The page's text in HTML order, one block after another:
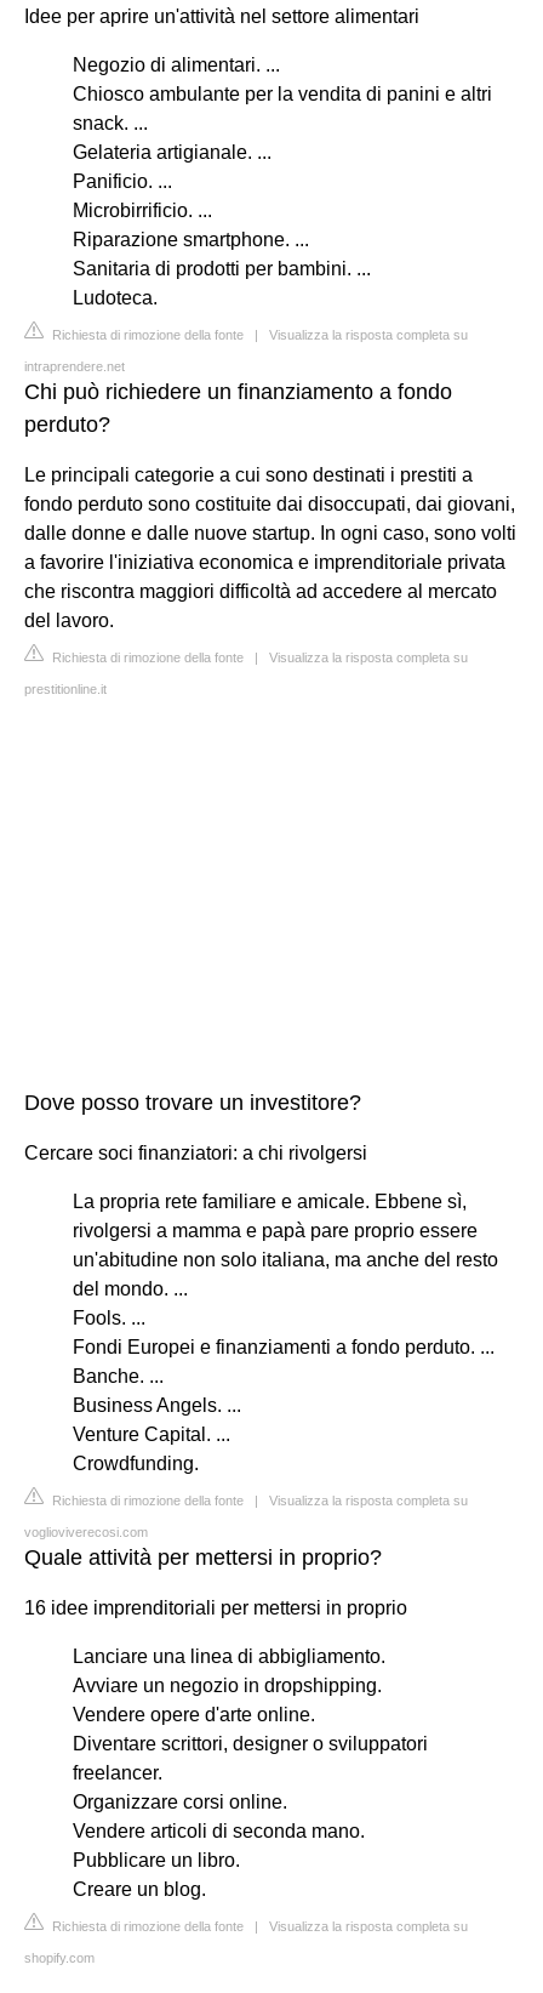
Idee per aprire un'attività nel settore alimentari
Negozio di alimentari. ...
Chiosco ambulante per la vendita di panini e altri
snack. ...
Gelateria artigianale. ...
Panificio. ...
Microbirrificio. ...
Riparazione smartphone. ...
Sanitaria di prodotti per bambini. ...
Ludoteca.
Richiesta di rimozione della fonte | Visualizza la risposta completa su
intraprendere.net
Chi può richiedere un finanziamento a fondo
perduto?
Le principali categorie a cui sono destinati i prestiti a
fondo perduto sono costituite dai disoccupati, dai giovani,
dalle donne e dalle nuove startup. In ogni caso, sono volti
a favorire l'iniziativa economica e imprenditoriale privata
che riscontra maggiori difficoltà ad accedere al mercato
del lavoro.
Richiesta di rimozione della fonte | Visualizza la risposta completa su
prestitionline.it
Dove posso trovare un investitore?
Cercare soci finanziatori: a chi rivolgersi
La propria rete familiare e amicale. Ebbene sì,
rivolgersi a mamma e papà pare proprio essere
un'abitudine non solo italiana, ma anche del resto
del mondo. ...
Fools. ...
Fondi Europei e finanziamenti a fondo perduto. ...
Banche. ...
Business Angels. ...
Venture Capital. ...
Crowdfunding.
Richiesta di rimozione della fonte | Visualizza la risposta completa su
voglioviverecosi.com
Quale attività per mettersi in proprio?
16 idee imprenditoriali per mettersi in proprio
Lanciare una linea di abbigliamento.
Avviare un negozio in dropshipping.
Vendere opere d'arte online.
Diventare scrittori, designer o sviluppatori
freelancer.
Organizzare corsi online.
Vendere articoli di seconda mano.
Pubblicare un libro.
Creare un blog.
Richiesta di rimozione della fonte | Visualizza la risposta completa su
shopify.com